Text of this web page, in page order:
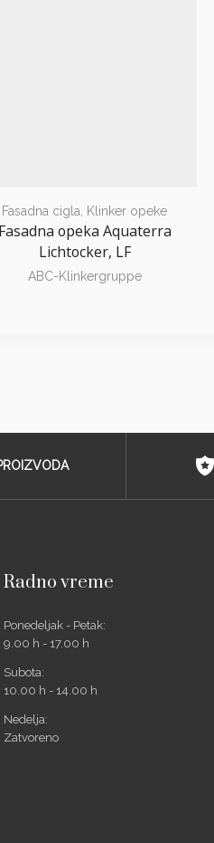
Fasadna cigla, Klinker opeke
Fasadna opeka Aquaterra
Lichtocker, LF
ABC-Klinkergruppe
Radno vreme
Ponedeljak - Petak:
9.00 h - 17.00 h
Subota:
10.00 h - 14.00 h
Nedelja:
Zatvoreno